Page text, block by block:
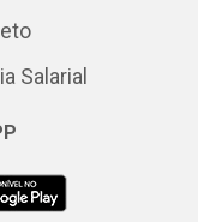
Salarial